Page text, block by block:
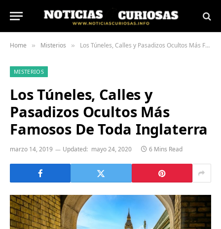
Home » Misterios » Los Túneles, Calles y Pasadizos Ocultos Más Famosos De Toda Inglaterra
MISTERIOS
Los Túneles, Calles y
Pasadizos Ocultos Más
Famosos De Toda Inglaterra
marzo 14, 2019 Updated: mayo 24, 2020 6 Mins Read